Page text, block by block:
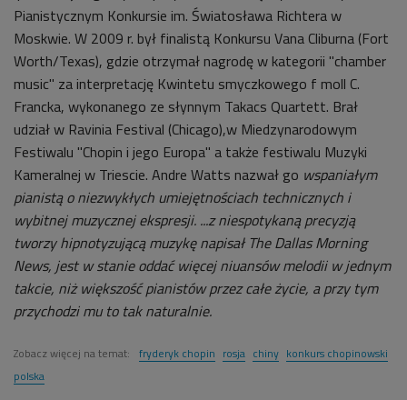
Pianistycznym Konkursie im. Światosława Richtera w
Moskwie. W 2009 r. był finalistą Konkursu Vana Cliburna (Fort
Worth/Texas), gdzie otrzymał nagrodę w kategorii "chamber
music" za interpretację Kwintetu smyczkowego f moll C.
Francka, wykonanego ze słynnym Takacs Quartett. Brał
udział w Ravinia Festival (Chicago),w Miedzynarodowym
Festiwalu "Chopin i jego Europa" a także festiwalu Muzyki
Kameralnej w Triescie. Andre Watts nazwał go wspaniałym
pianistą o niezwykłych umiejętnościach technicznych i
wybitnej muzycznej ekspresji. ...z niespotykaną precyzją
tworzy hipnotyzującą muzykę napisał The Dallas Morning
News, jest w stanie oddać więcej niuansów melodii w jednym
takcie, niż większość pianistów przez całe życie, a przy tym
przychodzi mu to tak naturalnie.
Zobacz więcej na temat: fryderyk chopin rosja chiny konkurs chopinowski
polska